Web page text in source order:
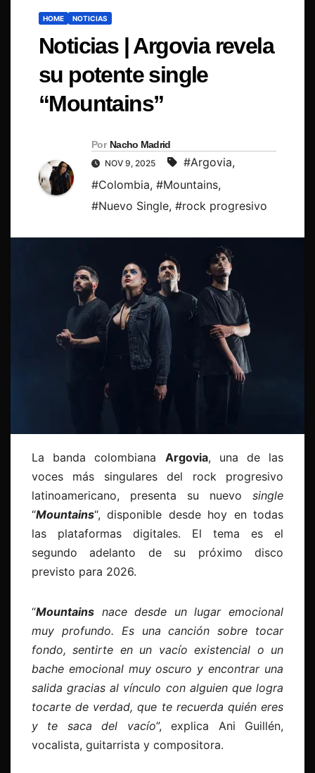
HOME NOTICIAS
Noticias | Argovia revela
su potente single
“Mountains”
Por Nacho Madrid
NOV 9, 2025 #Argovia,
#Colombia, #Mountains,
#Nuevo Single, #rock progresivo
La banda colombiana Argovia, una de las
voces más singulares del rock progresivo
latinoamericano, presenta su nuevo single
“Mountains“, disponible desde hoy en todas
las plataformas digitales. El tema es el
segundo adelanto de su próximo disco
previsto para 2026.
“Mountains nace desde un lugar emocional
muy profundo. Es una canción sobre tocar
fondo, sentirte en un vacío existencial o un
bache emocional muy oscuro y encontrar una
salida gracias al vínculo con alguien que logra
tocarte de verdad, que te recuerda quién eres
y te saca del vacío”, explica Ani Guillén,
vocalista, guitarrista y compositora.